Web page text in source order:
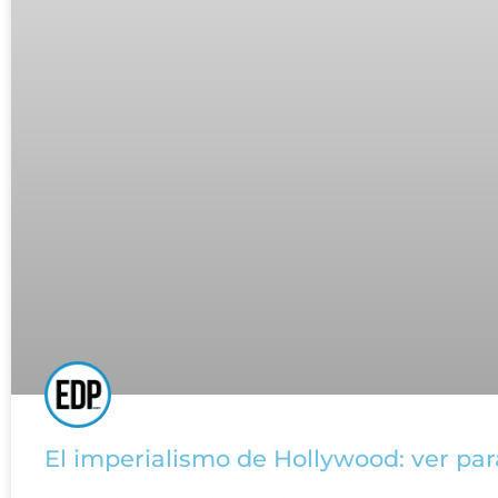
El imperialismo de Hollywood: ver